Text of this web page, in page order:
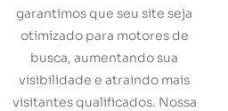
garantimos que seu site seja
otimizado para motores de
busca, aumentando sua
visibilidade e atraindo mais
visitantes qualificados. Nossa